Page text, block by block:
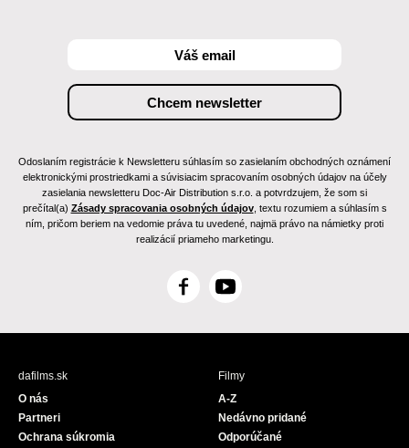
Odoslaním registrácie k Newsletteru súhlasím so zasielaním obchodných oznámení
elektronickými prostriedkami a súvisiacim spracovaním osobných údajov na účely
zasielania newsletteru Doc-Air Distribution s.r.o. a potvrdzujem, že som si
prečítal(a) Zásady spracovania osobných údajov, textu rozumiem a súhlasím s
ním, pričom beriem na vedomie práva tu uvedené, najmä právo na námietky proti
realizácií priameho marketingu.
F
c
Y
u
e
dafilms.sk
O nás
Partneri
Ochrana súkromia
Filmy
A-Z
Nedávno pridané
Odporúčané